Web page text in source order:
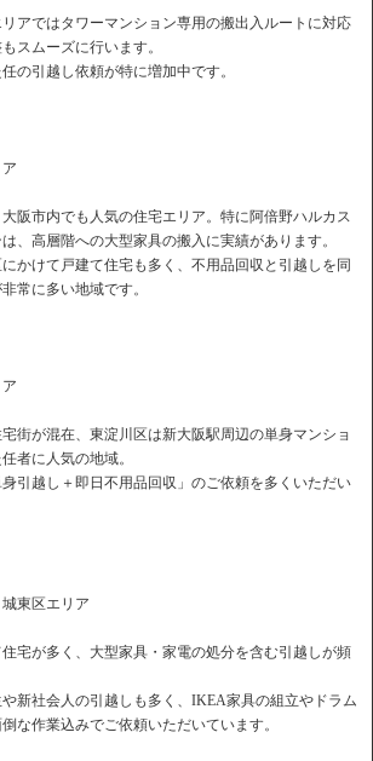
アではタワーマンション専用の搬出入ルートに対応
スムーズに行います。
の引越し依頼が特に増加中です。
阪市内でも人気の住宅エリア。特に阿倍野ハルカス
、高層階への大型家具の搬入に実績があります。
かけて戸建て住宅も多く、不用品回収と引越しを同
常に多い地域です。
街が混在、東淀川区は新大阪駅周辺の単身マンショ
者に人気の地域。
引越し＋即日不用品回収」のご依頼を多くいただい
東区エリア
宅が多く、大型家具・家電の処分を含む引越しが頻
新社会人の引越しも多く、IKEA家具の組立やドラム
な作業込みでご依頼いただいています。